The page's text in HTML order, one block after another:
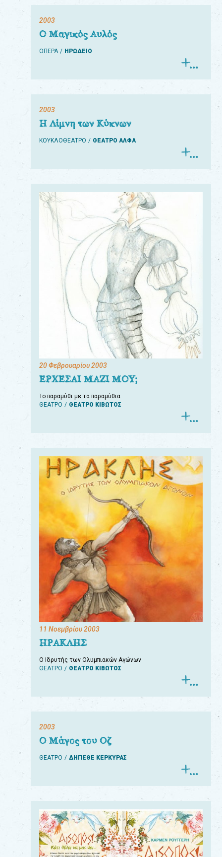
2003
Ο Μαγικός Αυλός
ΟΠΕΡΑ ΗΡΩΔΕΙΟ
2003
Η Λίμνη των Κύκνων
ΚΟΥΚΛΟΘΕΑΤΡΟ ΘΕΑΤΡΟ ΑΛΦΑ
20 Φεβρουαρίου 2003
ΕΡΧΕΣΑΙ ΜΑΖΙ ΜΟΥ;
Το παραμύθι με τα παραμύθια
ΘΕΑΤΡΟ
ΘΕΑΤΡΟ ΚΙΒΩΤΟΣ
11 Νοεμβρίου 2003
ΗΡΑΚΛΗΣ
Ο Ιδρυτής των Ολυμπιακών Αγώνων
ΘΕΑΤΡΟ
ΘΕΑΤΡΟ ΚΙΒΩΤΟΣ
2003
Ο Μάγος του Οζ
ΘΕΑΤΡΟ ΔΗΠΕΘΕ ΚΕΡΚΥΡΑΣ